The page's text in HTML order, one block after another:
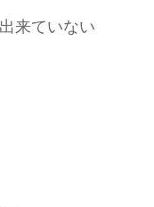
来ていない